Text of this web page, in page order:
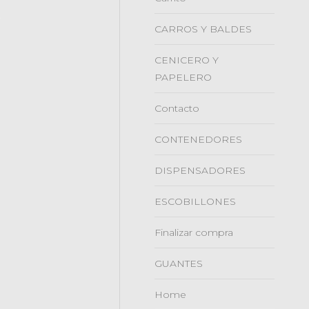
CARROS Y BALDES
CENICERO Y
PAPELERO
Contacto
CONTENEDORES
DISPENSADORES
ESCOBILLONES
Finalizar compra
GUANTES
Home